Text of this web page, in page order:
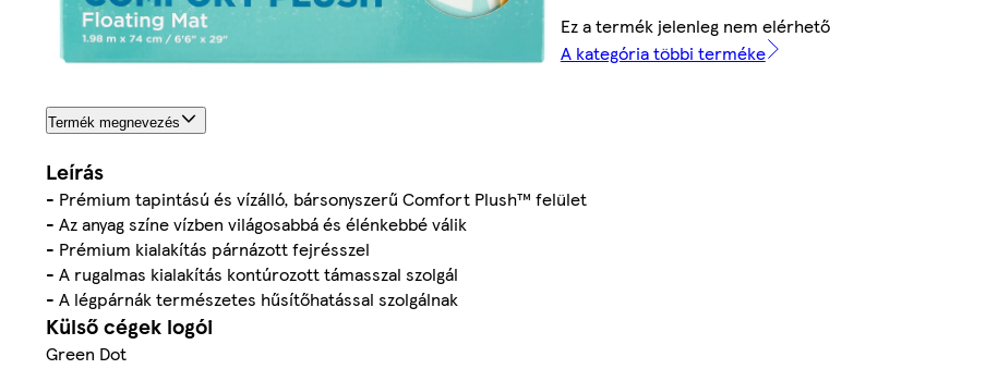
Ez a termék jelenleg nem elérhető
A kategória többi terméke
Termék megnevezés
Leírás
- Prémium tapintású és vízálló, bársonyszerű Comfort Plush™ felület
- Az anyag színe vízben világosabbá és élénkebbé válik
- Prémium kialakítás párnázott fejrésszel
- A rugalmas kialakítás kontúrozott támasszal szolgál
- A légpárnák természetes hűsítőhatással szolgálnak
Külső cégek logói
Green Dot